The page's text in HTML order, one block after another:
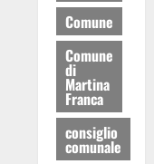
Comune
Comune
di
Martina
Franca
consiglio
comunale